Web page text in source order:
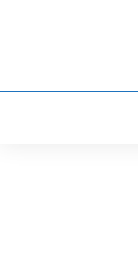
Jaipah Kini